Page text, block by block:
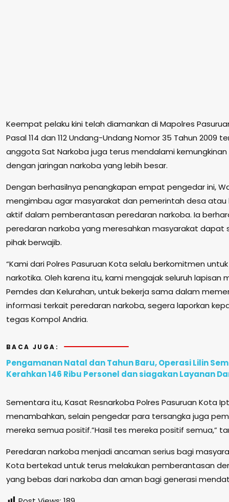
Keempat pelaku kini telah diamankan di Mapolres
Pasal 114 dan 112 Undang-Undang Nomor 35 Tahun 2009
anggota Sat Narkoba juga terus mendalami
dengan jaringan narkoba yang lebih besar.
Dengan berhasilnya penangkapan empat pengedar ini,
mengimbau agar masyarakat dan pemerintah desa atau
aktif dalam pemberantasan peredaran narkoba. Ia
peredaran narkoba yang meresahkan masyarakat dapat
pihak berwajib.
“Kami dari Polres Pasuruan Kota selalu berkomitmen
narkotika. Oleh karena itu, kami mengajak seluruh
Pemdes dan Kelurahan, untuk bekerja sama dalam
informasi terkait peredaran narkoba, segera laporkan
tegas Kompol Andria.
BACA JUGA:
Pengamanan Natal dan Tahun Baru, Operasi Lilin
Kerahkan 146 Ribu Personel dan siagakan Layanan
Sementara itu, Kasat Resnarkoba Polres Pasuruan Kota
menambahkan, selain pengedar para tersangka juga
mereka semua positif.”Hasil tes mereka positif semua,”
Peredaran narkoba menjadi ancaman serius bagi
Kota bertekad untuk terus melakukan pemberantasan
yang bebas dari narkoba dan aman bagi generasi